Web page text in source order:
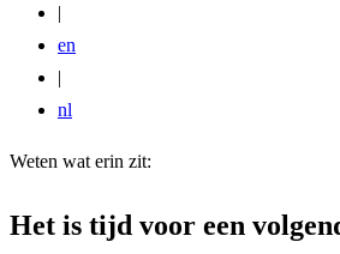
|
en
|
nl
Weten wat erin zit:
Het is tijd voor een